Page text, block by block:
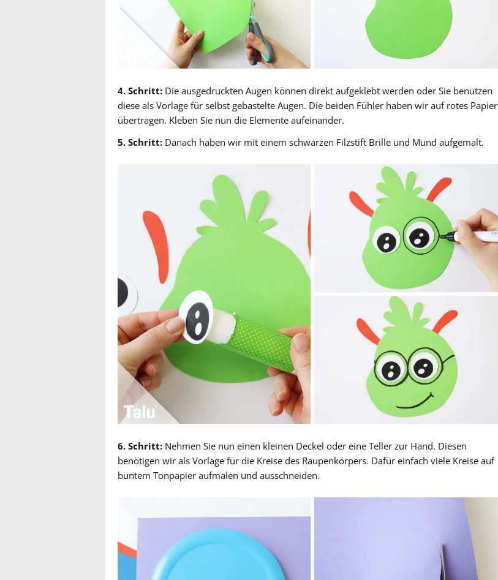
4. Schritt: Die ausgedruckten Augen können direkt aufgeklebt werden oder Sie benutzen
diese als Vorlage für selbst gebastelte Augen. Die beiden Fühler haben wir auf rotes Papier
übertragen. Kleben Sie nun die Elemente aufeinander.
5. Schritt: Danach haben wir mit einem schwarzen Filzstift Brille und Mund aufgemalt.
6. Schritt: Nehmen Sie nun einen kleinen Deckel oder eine Teller zur Hand. Diesen
benötigen wir als Vorlage für die Kreise des Raupenkörpers. Dafür einfach viele Kreise auf
buntem Tonpapier aufmalen und ausschneiden.